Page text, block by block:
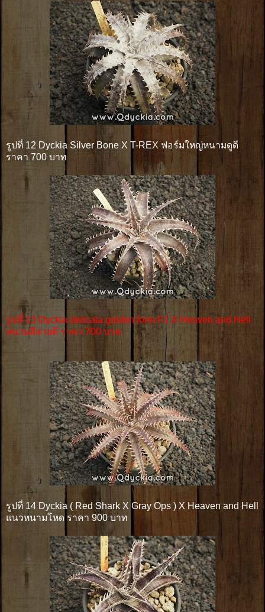
รูปที่ 12 Dyckia Silver Bone X T-REX ฟอร์มใหญ่หนามดูดี
ราคา 700 บาท
รูปที่ 13 Dyckia delicata golden form F1 X Heaven and Hell
หนามสีสวยดี ราคา 700 บาท
รูปที่ 14 Dyckia ( Red Shark X Gray Ops ) X Heaven and Hell
แนวหนามโหด ราคา 900 บาท